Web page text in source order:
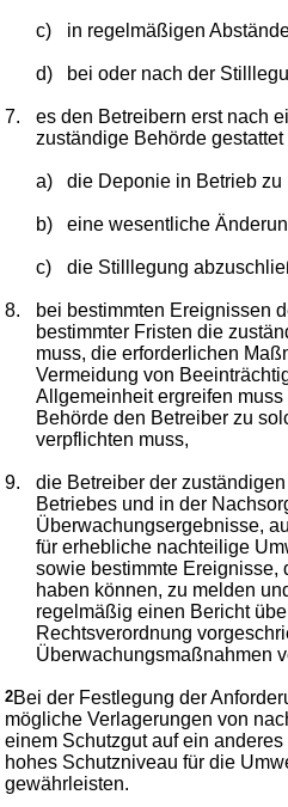
c) in regelmäßigen
d) bei oder nach der
7.
es den Betreibern erst nach
zuständige Behörde gestattet
a) die Deponie in Betrieb zu
b) eine wesentliche
c) die Stilllegung
8.
bei bestimmten Ereignissen
bestimmter Fristen die
muss, die erforderlichen
Vermeidung von
Allgemeinheit ergreifen
Behörde den Betreiber zu
verpflichten muss,
9.
die Betreiber der
Betriebes und in der
Überwachungsergebnisse,
für erhebliche nachteilige
sowie bestimmte Ereignisse,
haben können, zu melden
regelmäßig einen Bericht
Rechtsverordnung
Überwachungsmaßnahmen
2Bei der Festlegung der
mögliche Verlagerungen von
einem Schutzgut auf ein
hohes Schutzniveau für die
gewährleisten.